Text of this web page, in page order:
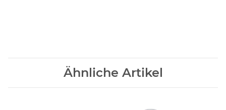
Ähnliche Artikel